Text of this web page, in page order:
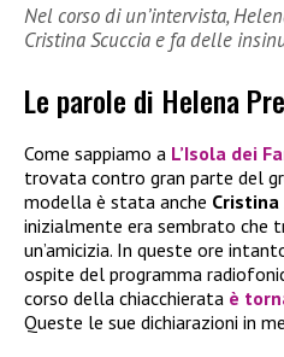
Nel corso di un’intervista,
Cristina Scuccia e fa delle
Le parole di Helena
Come sappiamo a L’Isola dei
trovata contro gran parte del
modella è stata anche Cristina
inizialmente era sembrato che
un’amicizia. In queste ore
ospite del programma
corso della chiacchierata è
Queste le sue dichiarazioni in